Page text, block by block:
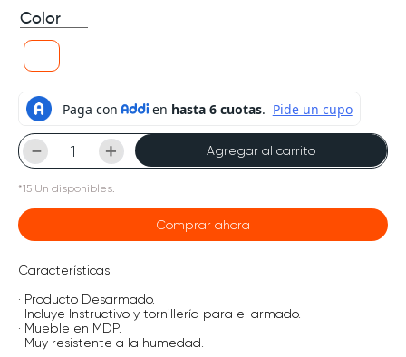
Color
＋
－ Agregar al carrito
*15 Un disponibles.
Comprar ahora
Características
· Producto Desarmado.
· Incluye Instructivo y tornillería para el armado.
· Mueble en MDP.
· Muy resistente a la humedad.